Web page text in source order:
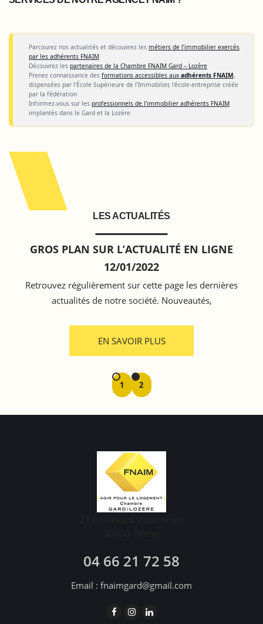
Parcourez nos actualités et découvrez les métiers de l’immobilier exercés
par les adhérents FNAIM
Découvrez les partenaires de la Chambre FNAIM Gard – Lozère
Prenez connaissance des formations accessibles aux adhérents FNAIM,
dispensées par l'École Supérieure de l'Immobilier, l'école-entreprise créée
par la fédération
Informez-vous sur les professionnels de l'immobilier adhérents FNAIM
implantés dans le Gard et la Lozère
LES ACTUALITÉS
GROS PLAN SUR L’ACTUALITÉ EN LIGNE
12/01/2022
Retrouvez régulièrement sur cette page les dernières
actualités de notre société. Nouveautés,
EN SAVOIR PLUS
1 2
04 66 21 72 58
Email : fnaimgard@gmail.com